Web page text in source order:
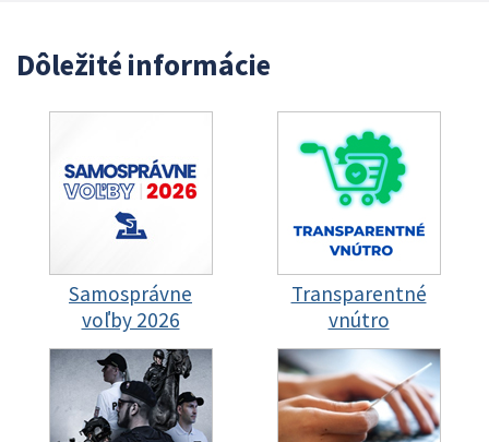
Dôležité informácie
Samosprávne
voľby 2026
Transparentné
vnútro